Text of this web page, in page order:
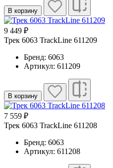
В корзину
9 449 ₽
Трек 6063 TrackLine 611209
Бренд: 6063
Артикул: 611209
В корзину
7 559 ₽
Трек 6063 TrackLine 611208
Бренд: 6063
Артикул: 611208